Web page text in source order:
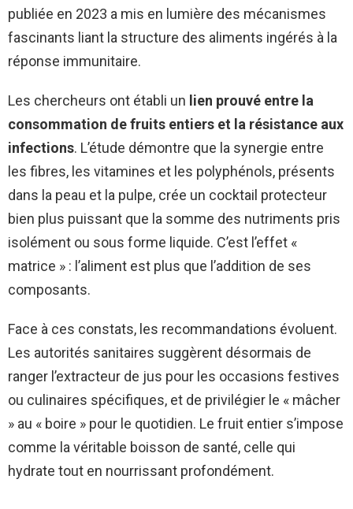
publiée en 2023 a mis en lumière des mécanismes
fascinants liant la structure des aliments ingérés à la
réponse immunitaire.
Les chercheurs ont établi un lien prouvé entre la
consommation de fruits entiers et la résistance aux
infections. L’étude démontre que la synergie entre
les fibres, les vitamines et les polyphénols, présents
dans la peau et la pulpe, crée un cocktail protecteur
bien plus puissant que la somme des nutriments pris
isolément ou sous forme liquide. C’est l’effet «
matrice » : l’aliment est plus que l’addition de ses
composants.
Face à ces constats, les recommandations évoluent.
Les autorités sanitaires suggèrent désormais de
ranger l’extracteur de jus pour les occasions festives
ou culinaires spécifiques, et de privilégier le « mâcher
» au « boire » pour le quotidien. Le fruit entier s’impose
comme la véritable boisson de santé, celle qui
hydrate tout en nourrissant profondément.